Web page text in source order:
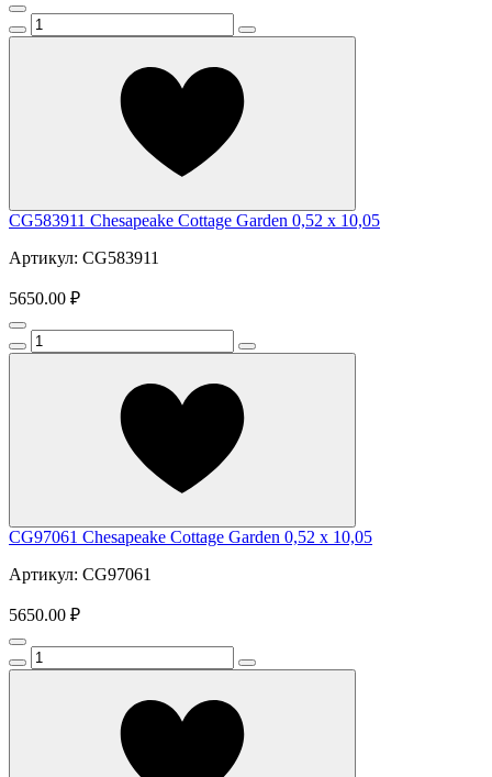
CG583911 Chesapeake Cottage Garden 0,52 x 10,05
Артикул: CG583911
5650.00 ₽
CG97061 Chesapeake Cottage Garden 0,52 x 10,05
Артикул: CG97061
5650.00 ₽